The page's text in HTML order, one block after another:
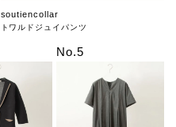
soutiencollar
トワルドジュイパンツ
No.5